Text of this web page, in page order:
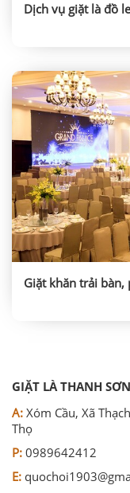
Dịch vụ giặt là đồ
Giặt khăn trải bàn,
GIẶT LÀ THANH SƠN
A: Xóm Cầu, Xã
Thọ
P: 0989642412
E: